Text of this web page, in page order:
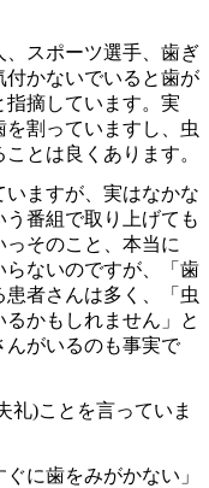
、スポーツ選手、歯ぎ
付かないでいると歯が
摘しています。実
割っていますし、虫
とは良くあります。
ますが、実はなかな
番組で取り上げても
そのこと、本当に
らないのですが、「歯
者さんは多く、「虫
かもしれません」と
んがいるのも事実で
礼)ことを言っていま
に歯をみがかない」